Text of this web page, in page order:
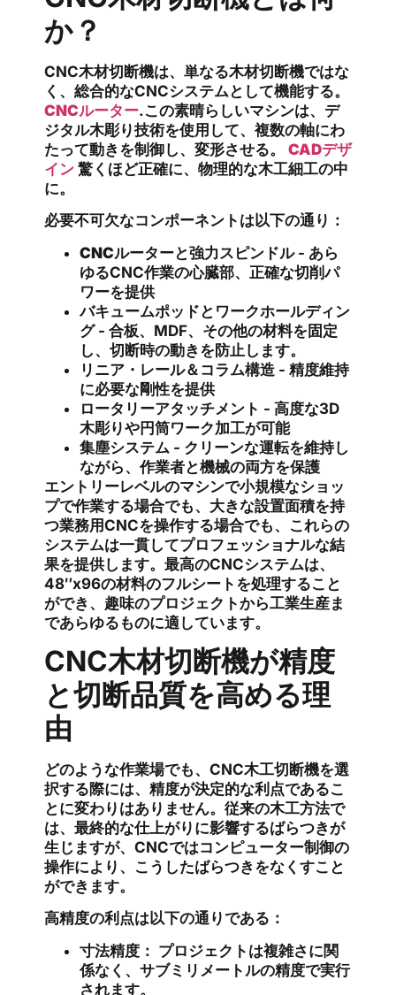
か？
CNC木材切断機は、単なる木材切断機ではな
く、総合的なCNCシステムとして機能する。
CNCルーター.この素晴らしいマシンは、デ
ジタル木彫り技術を使用して、複数の軸にわ
たって動きを制御し、変形させる。 CADデザ
イン 驚くほど正確に、物理的な木工細工の中
に。
必要不可欠なコンポーネントは以下の通り：
CNCルーターと強力スピンドル- あら
ゆるCNC作業の心臓部、正確な切削パ
ワーを提供
バキュームポッドとワークホールディン
グ- 合板、MDF、その他の材料を固定
し、切断時の動きを防止します。
リニア・レール＆コラム構造 - 精度維持
に必要な剛性を提供
ロータリーアタッチメント - 高度な3D
木彫りや円筒ワーク加工が可能
集塵システム - クリーンな運転を維持し
ながら、作業者と機械の両方を保護
エントリーレベルのマシンで小規模なショッ
プで作業する場合でも、大きな設置面積を持
つ業務用CNCを操作する場合でも、これらの
システムは一貫してプロフェッショナルな結
果を提供します。最高のCNCシステムは、
48″x96の材料のフルシートを処理すること
ができ、趣味のプロジェクトから工業生産ま
であらゆるものに適しています。
CNC木材切断機が精度
と切断品質を高める理
由
どのような作業場でも、CNC木工切断機を選
択する際には、精度が決定的な利点であるこ
とに変わりはありません。従来の木工方法で
は、最終的な仕上がりに影響するばらつきが
生じますが、CNCではコンピューター制御の
操作により、こうしたばらつきをなくすこと
ができます。
高精度の利点は以下の通りである：
寸法精度： プロジェクトは複雑さに関
係なく、サブミリメートルの精度で実行
されます。